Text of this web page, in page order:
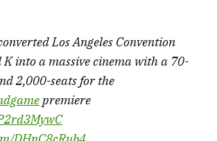
Los Angeles Convention
K into a massive cinema with a 70-
2,000-seats for the
premiere